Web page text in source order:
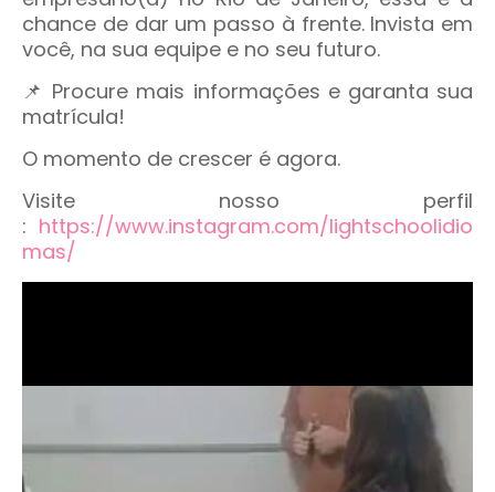
chance de dar um passo à frente. Invista em
você, na sua equipe e no seu futuro.
📌 Procure mais informações e garanta sua
matrícula!
O momento de crescer é agora.
Visite nosso perfil
: https://www.instagram.com/lightschoolidio
mas/